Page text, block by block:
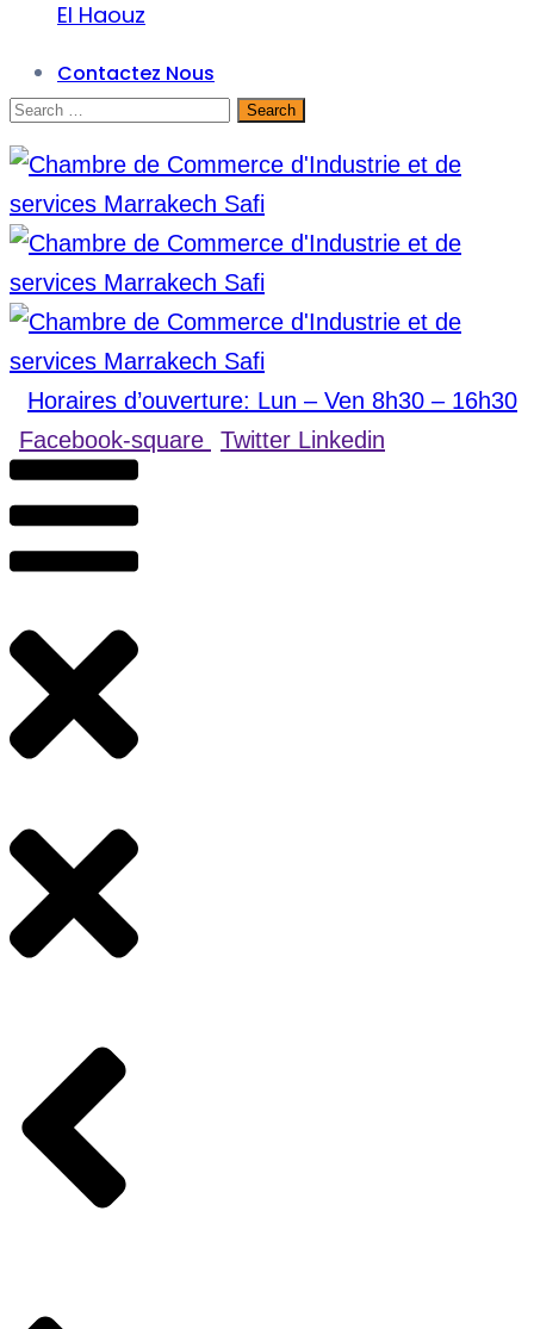
El Haouz
Contactez Nous
Horaires d’ouverture: Lun – Ven 8h30 – 16h30
Facebook-square
Twitter Linkedin